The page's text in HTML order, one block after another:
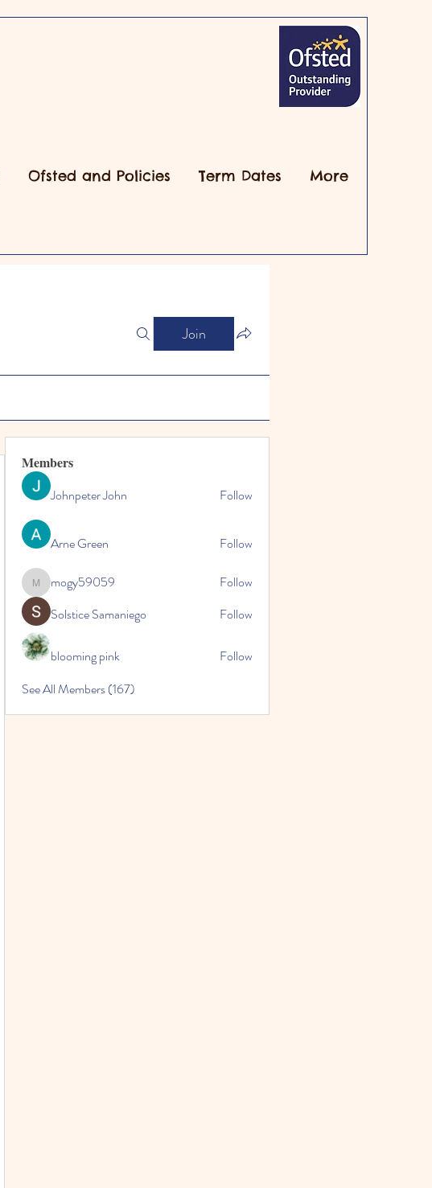
Ofsted and Policies Term Dates More
Join
Members
Johnpeter John
Follow
Arne Green Follow
mogy59059
mogy59059
Follow
Solstice Samaniego
Follow
blooming pink
Follow
See All Members (167)